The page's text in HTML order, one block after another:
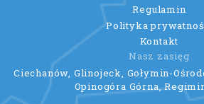
Regulamin
Polityka
Kontakt
Nasz zasięg
Ciechanów, Glinojeck, Gołymin-
Opinogóra Górna,